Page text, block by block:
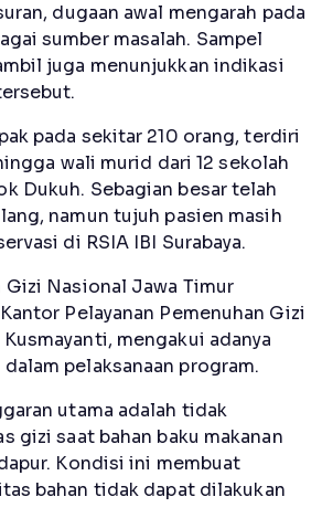
dugaan awal mengarah pada
sumber masalah. Sampel
juga menunjukkan indikasi
pada sekitar 210 orang, terdiri
wali murid dari 12 sekolah
Dukuh. Sebagian besar telah
namun tujuh pasien masih
di RSIA IBI Surabaya.
Gizi Nasional Jawa Timur
Pelayanan Pemenuhan Gizi
Kusmayanti, mengakui adanya
pelaksanaan program.
utama adalah tidak
gizi saat bahan baku makanan
Kondisi ini membuat
bahan tidak dapat dilakukan